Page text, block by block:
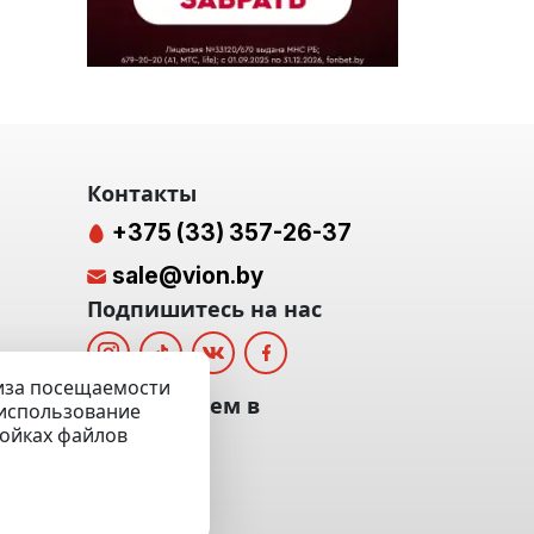
посещаемости
файлов
Контакты
+375 (33) 357-26-37
sale@vion.by
Подпишитесь на нас
Мы отвечаем в